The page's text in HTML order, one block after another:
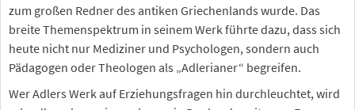
zum großen Redner des antiken Griechenlands wurde. Das
breite Themenspektrum in seinem Werk führte dazu, dass sich
heute nicht nur Mediziner und Psychologen, sondern auch
Pädagogen oder Theologen als „Adlerianer“ begreifen.
Wer Adlers Werk auf Erziehungsfragen hin durchleuchtet, wird